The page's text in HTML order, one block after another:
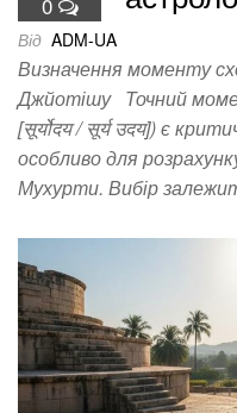
Від ADM-UA
Визначення моменту
Джйотішу Точний
[सूर्योदय / सूर्य उदय]) є
особливо для
Мухурти. Вибір